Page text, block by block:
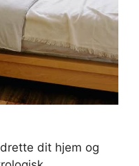
dit hjem og